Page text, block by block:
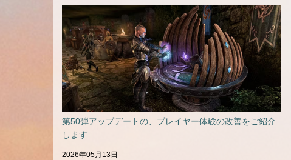
第50弾アップデートの、プレイヤー体験の改善をご紹介
します
2026年05月13日